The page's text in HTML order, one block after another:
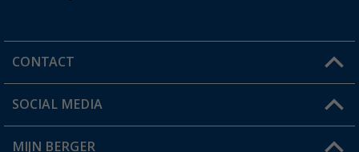
CONTACT
Een vraag?
SOCIAL MEDIA
MIJN BERGER